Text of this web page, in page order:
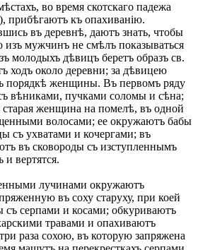
во время скотскаго падежа
прибѣгаютъ къ опахиванію.
въ деревнѣ, даютъ знать, чтобы
изъ мужчинъ не смѣлъ показываться
молодыхъ дѣвицъ беретъ образъ св.
ходъ около деревни; за дѣвицею
порядкѣ женщины. Въ первомъ ряду
вѣниками, пучками соломы и сѣна;
старая женщина на помелѣ, въ одной
волосами; ее окружаютъ бабы
съ ухватами и кочергами; въ
въ сковороды съ изступленнымъ
вертятся.
лучинами окружаютъ
въ соху старуху, при коей
съ серпами и косами; обкуриваютъ
травами и опахиваютъ
раза сохою, въ которую запряжена